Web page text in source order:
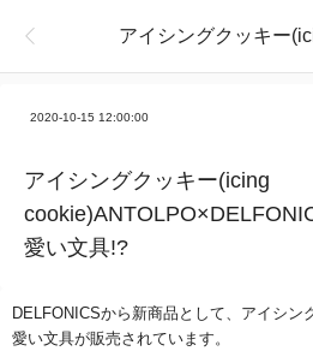
2020-10-15 12:00:00
アイシングクッキー(icing
愛い文具!?
DELFONICSから新商品として、アイシン
愛い文具が販売されています。